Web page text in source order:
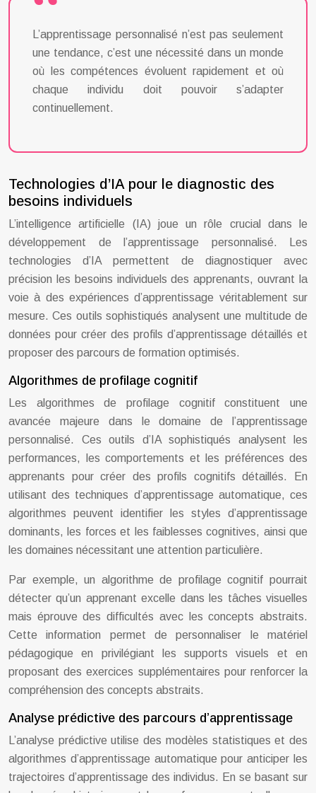
L’apprentissage personnalisé n’est pas seulement
une tendance, c’est une nécessité dans un monde
où les compétences évoluent rapidement et où
chaque individu doit pouvoir s’adapter
continuellement.
Technologies d’IA pour le diagnostic des
besoins individuels
L’intelligence artificielle (IA) joue un rôle crucial dans le
développement de l’apprentissage personnalisé. Les
technologies d’IA permettent de diagnostiquer avec
précision les besoins individuels des apprenants, ouvrant la
voie à des expériences d’apprentissage véritablement sur
mesure. Ces outils sophistiqués analysent une multitude de
données pour créer des profils d’apprentissage détaillés et
proposer des parcours de formation optimisés.
Algorithmes de profilage cognitif
Les algorithmes de profilage cognitif constituent une
avancée majeure dans le domaine de l’apprentissage
personnalisé. Ces outils d’IA sophistiqués analysent les
performances, les comportements et les préférences des
apprenants pour créer des profils cognitifs détaillés. En
utilisant des techniques d’apprentissage automatique, ces
algorithmes peuvent identifier les styles d’apprentissage
dominants, les forces et les faiblesses cognitives, ainsi que
les domaines nécessitant une attention particulière.
Par exemple, un algorithme de profilage cognitif pourrait
détecter qu’un apprenant excelle dans les tâches visuelles
mais éprouve des difficultés avec les concepts abstraits.
Cette information permet de personnaliser le matériel
pédagogique en privilégiant les supports visuels et en
proposant des exercices supplémentaires pour renforcer la
compréhension des concepts abstraits.
Analyse prédictive des parcours d’apprentissage
L’analyse prédictive utilise des modèles statistiques et des
algorithmes d’apprentissage automatique pour anticiper les
trajectoires d’apprentissage des individus. En se basant sur